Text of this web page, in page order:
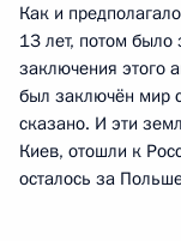
Как и
13 лет, потом было
заключения этого
был заключён мир
сказано. И эти
Киев, отошли к
осталось за